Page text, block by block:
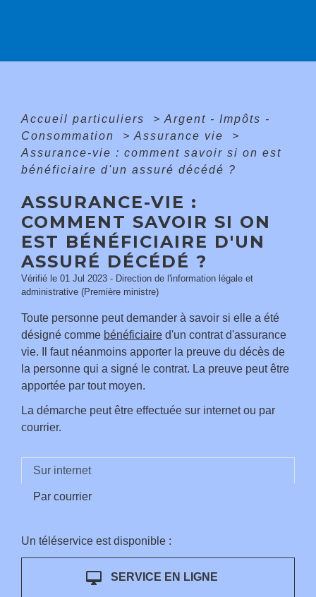
Accueil particuliers > Argent - Impôts -
Consommation
> Assurance vie
>
Assurance-vie : comment savoir si on est
bénéficiaire d'un assuré décédé ?
ASSURANCE-VIE :
COMMENT SAVOIR SI ON
EST BÉNÉFICIAIRE D'UN
ASSURÉ DÉCÉDÉ ?
Vérifié le 01 Jul 2023 - Direction de l'information légale et
administrative (Première ministre)
Toute personne peut demander à savoir si elle a été
désigné comme bénéficiaire d'un contrat d'assurance
vie. Il faut néanmoins apporter la preuve du décès de
la personne qui a signé le contrat. La preuve peut être
apportée par tout moyen.
La démarche peut être effectuée sur internet ou par
courrier.
Sur internet
Par courrier
Un téléservice est disponible :
desktop_mac SERVICE EN LIGNE